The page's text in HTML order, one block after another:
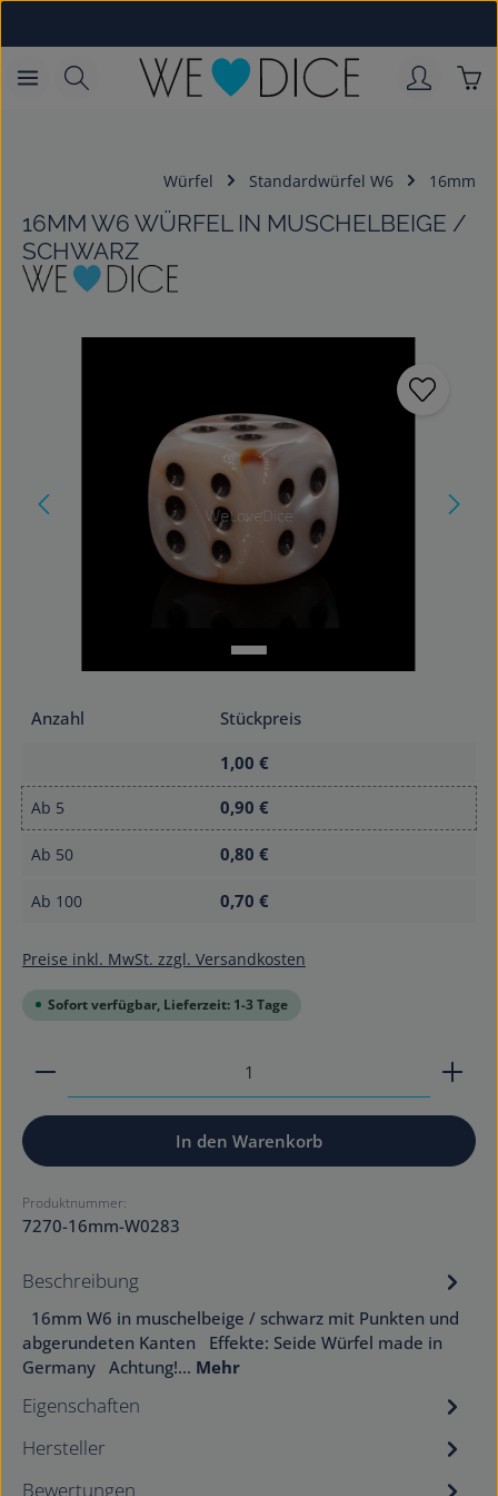
Würfel Standardwürfel W6 16mm
16MM W6 WÜRFEL IN MUSCHELBEIGE /
SCHWARZ
Anzahl
Stückpreis
1,00 €
Ab 5 0,90 €
Ab 50 0,80 €
Ab 100 0,70 €
Preise inkl. MwSt. zzgl. Versandkosten
Sofort verfügbar, Lieferzeit: 1-3 Tage
Produkt Anzahl: Gib den gewünschten Wert ein
In den Warenkorb
Produktnummer:
7270-16mm-W0283
Beschreibung
16mm W6 in muschelbeige / schwarz mit Punkten und
abgerundeten Kanten Effekte: Seide Würfel made in
Germany Achtung!… Mehr
Eigenschaften
Hersteller
Bewertungen